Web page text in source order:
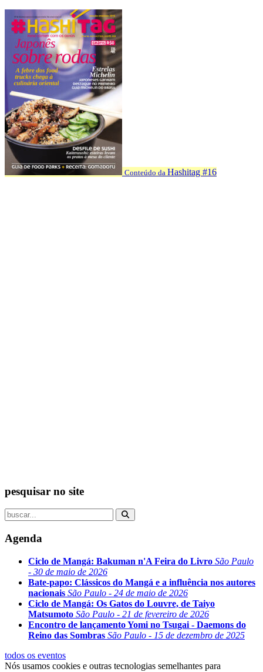
Conteúdo da Hashitag #16
pesquisar no site
Agenda
Ciclo de Mangá: Bakuman n'A Feira do Livro São Paulo
- 30 de maio de 2026
Bate-papo: Clássicos do Mangá e a influência nos autores
nacionais São Paulo - 24 de maio de 2026
Ciclo de Mangá: Os Gatos do Louvre, de Taiyo
Matsumoto São Paulo - 21 de fevereiro de 2026
Encontro de lançamento Yomi no Tsugai - Daemons do
Reino das Sombras São Paulo - 15 de dezembro de 2025
todos os eventos
Nós usamos cookies e outras tecnologias semelhantes para